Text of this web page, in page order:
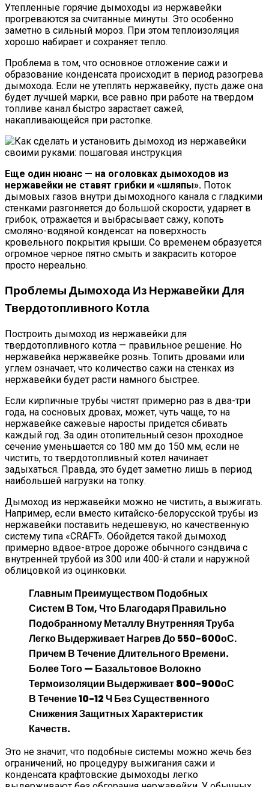
Утепленные горячие дымоходы из нержавейки
прогреваются за считанные минуты. Это особенно
заметно в сильный мороз. При этом теплоизоляция
хорошо набирает и сохраняет тепло.
Проблема в том, что основное отложение сажи и
образование конденсата происходит в период разогрева
дымохода. Если не утеплять нержавейку, пусть даже она
будет лучшей марки, все равно при работе на твердом
топливе канал быстро зарастает сажей,
накапливающейся при растопке.
Еще один нюанс — на оголовках дымоходов из
нержавейки не ставят грибки и «шляпы». Поток
дымовых газов внутри дымоходного канала с гладкими
стенками разгоняется до большой скорости, ударяет в
грибок, отражается и выбрасывает сажу, копоть
смоляно-водяной конденсат на поверхность
кровельного покрытия крыши. Со временем образуется
огромное черное пятно смыть и закрасить которое
просто нереально.
Проблемы Дымохода Из Нержавейки Для
Твердотопливного Котла
Построить дымоход из нержавейки для
твердотопливного котла — правильное решение. Но
нержавейка нержавейке рознь. Топить дровами или
углем означает, что количество сажи на стенках из
нержавейки будет расти намного быстрее.
Если кирпичные трубы чистят примерно раз в два-три
года, на сосновых дровах, может, чуть чаще, то на
нержавейке сажевые наросты придется сбивать
каждый год. За один отопительный сезон проходное
сечение уменьшается со 180 мм до 150 мм, если не
чистить, то твердотопливный котел начинает
задыхаться. Правда, это будет заметно лишь в период
наибольшей нагрузки на топку.
Дымоход из нержавейки можно не чистить, а выжигать.
Например, если вместо китайско-белорусской трубы из
нержавейки поставить недешевую, но качественную
систему типа «CRAFT». Обойдется такой дымоход
примерно вдвое-втрое дороже обычного сэндвича с
внутренней трубой из 300 или 400-й стали и наружной
облицовкой из оцинковки.
Главным Преимуществом Подобных
Систем В Том, Что Благодаря Правильно
Подобранному Металлу Внутренняя Труба
Легко Выдерживает Нагрев До 550-600оС.
Причем В Течение Длительного Времени.
Более Того — Базальтовое Волокно
Термоизоляции Выдерживает 800-900оС
В Течение 10-12 Ч Без Существенного
Снижения Защитных Характеристик
Качеств.
Это не значит, что подобные системы можно жечь без
ограничений, но процедуру выжигания сажи и
конденсата крафтовские дымоходы легко